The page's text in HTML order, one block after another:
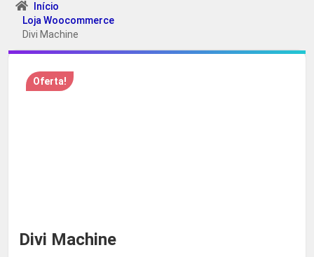
...
Início
Loja Woocommerce
Divi Machine
Oferta!
Divi Machine